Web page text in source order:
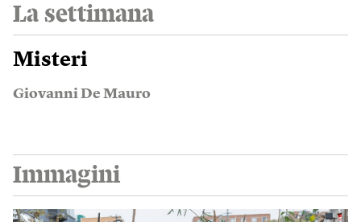
La settimana
Misteri
Giovanni De Mauro
Immagini